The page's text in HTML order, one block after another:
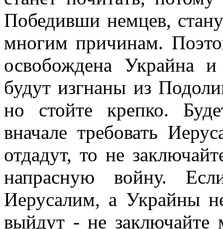
Победивши немцев,
многим причинам.
освобождена Украйна
будут изгнаны из
но стойте крепко.
вначале требовать
отдадут, то не
напрасную войну.
Иерусалим, а Украйны
выйдут - не заключайте